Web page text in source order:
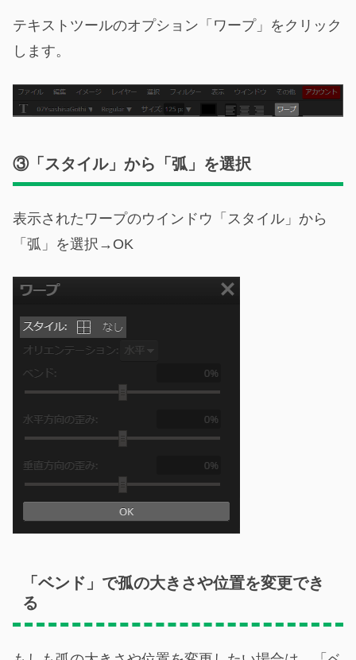
テキストツールのオプション「ワープ」をクリック
します。
③「スタイル」から「弧」を選択
表示されたワープのウインドウ「スタイル」から
「弧」を選択→OK
「ベンド」で孤の大きさや位置を変更でき
る